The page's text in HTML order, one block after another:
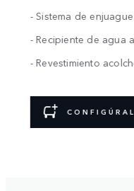
- Sistema de
- Recipiente de agua
- Revestimiento